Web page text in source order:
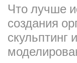
Что лучше
создания
скульптинг